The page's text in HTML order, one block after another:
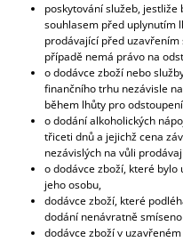
poskytování služeb,
souhlasem před uplynutím
prodávající před
případě nemá právo na
o dodávce zboží nebo
finančního trhu nezávisle
během lhůty pro
o dodání alkoholických
třiceti dnů a jejichž cena
nezávislých na vůli
o dodávce zboží, které
jeho osobu,
dodávce zboží, které
dodání nenávratně
dodávce zboží v